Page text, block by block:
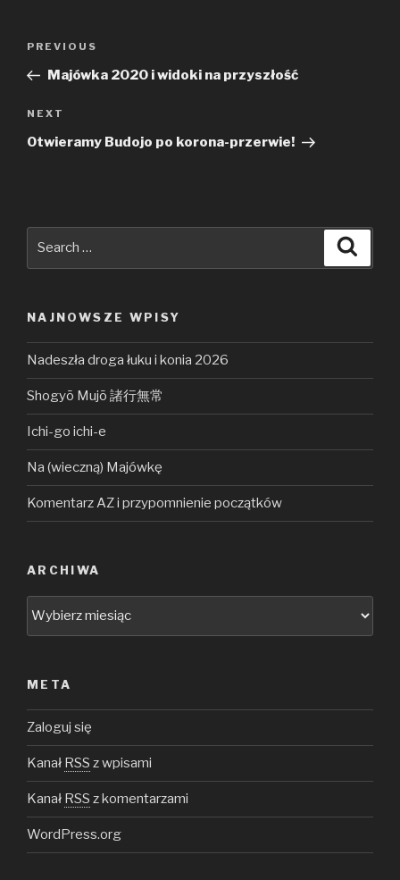
Nawigacja
Previous
Post
PREVIOUS
Majówka 2020 i widoki na przyszłość
Next
Post
NEXT
Otwieramy Budojo po korona-przerwie!
NAJNOWSZE WPISY
Nadeszła droga łuku i konia 2026
Shogyō Mujō 諸行無常
Ichi-go ichi-e
Na (wieczną) Majówkę
Komentarz AZ i przypomnienie początków
ARCHIWA
Archiwa
META
Zaloguj się
Kanał RSS z wpisami
Kanał RSS z komentarzami
WordPress.org